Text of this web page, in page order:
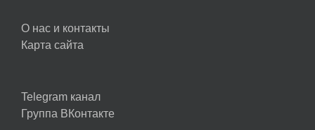
О нас и контакты
Карта сайта
Telegram канал
Группа ВКонтакте